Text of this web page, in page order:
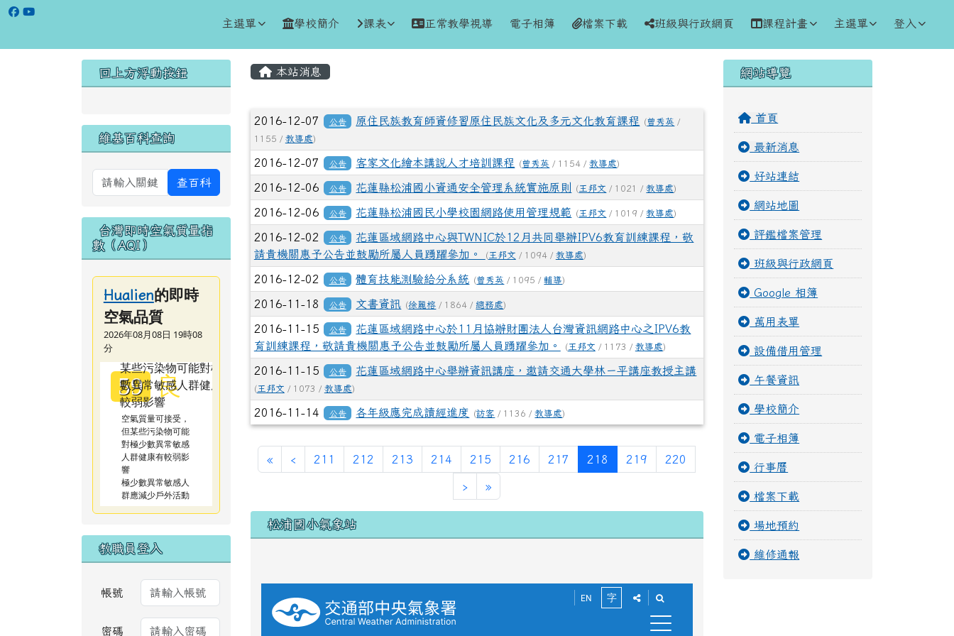
跳至主內容區
花蓮縣立松浦國小全球資訊網
主選單 學校簡介 課表 正常教學視導 電子相簿 檔案下載 班級與行政網頁 課程計畫 主選單 登入
左邊區域內容
回上方浮動按鈕
維基百科查詢
查百科
台灣即時空氣質量指
數（AQI）
Hualien的即時
空氣品質
2026年08月08日 19時08
分
59 良
空氣質量可接受，
但某些污染物可能
對極少數異常敏感
人群健康有較弱影
響
極少數異常敏感人
群應減少戶外活動
教職員登入
帳號
密碼
主內容區域
本站消息
文章列表
2016-12-07 公告 原住民族教育師資修習原住民族文化及多元文化教育課程 (曾秀英 /
1155 / 教導處)
2016-12-07 公告 客家文化繪本講說人才培訓課程 (曾秀英 / 1154 /教導處)
2016-12-06 公告 花蓮縣松浦國小資通安全管理系統實施原則 (王邦文 / 1021 /教導處)
2016-12-06 公告 花蓮縣松浦國民小學校園網路使用管理規範 (王邦文 / 1019 /教導處)
2016-12-02 公告
花蓮區域網路中心與TWNIC於12月共同舉辦IPV6教育訓練課程，敬
請貴機關惠予公告並鼓勵所屬人員踴躍參加。
(王邦文 / 1094 / 教導處)
2016-12-02 公告 體育技能測驗給分系統 (曾秀英 / 1095 /輔導)
2016-11-18 公告 文書資訊 (徐麗榕 / 1864 / 總務處)
2016-11-15 公告
花蓮區域網路中心於11月協辦財團法人台灣資訊網路中心之IPV6教
育訓練課程，敬請貴機關惠予公告並鼓勵所屬人員踴躍參加。
(王邦文 / 1173 / 教導處)
2016-11-15 公告 花蓮區域網路中心舉辦資訊講座，邀請交通大學林ㄧ平講座教授主講
(王邦文 / 1073 / 教導處)
2016-11-14 公告 各年級應完成讀經進度 (訪客 / 1136 /教導處)
«第一頁
‹ 上一頁
211 212 213 214 215 216 217 218 (目前頁次)
219 220
›下一頁
»最後頁
下中區域內容
松浦國小氣象站
右邊區域內容
網站導覽
首頁
最新消息
好站連結
網站地圖
評鑑檔案管理
班級與行政網頁
Google 相簿
萬用表單
設備借用管理
午餐資訊
學校簡介
電子相簿
行事曆
檔案下載
場地預約
維修通報
頁尾區域